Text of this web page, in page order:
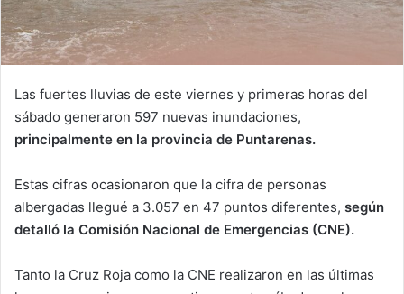
Las fuertes lluvias de este viernes y primeras horas del
sábado generaron 597 nuevas inundaciones,
principalmente en la provincia de Puntarenas.
Estas cifras ocasionaron que la cifra de personas
albergadas llegué a 3.057 en 47 puntos diferentes, según
detalló la Comisión Nacional de Emergencias (CNE).
Tanto la Cruz Roja como la CNE realizaron en las últimas